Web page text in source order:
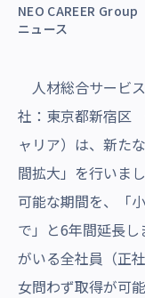
NEO CAREER Group
ニュース
人材総合サービ
社：東京都新宿区
ャリア）は、新た
間拡大」を行いま
可能な期間を、「
で」と6年間延長
がいる全社員（正
女問わず取得が可能